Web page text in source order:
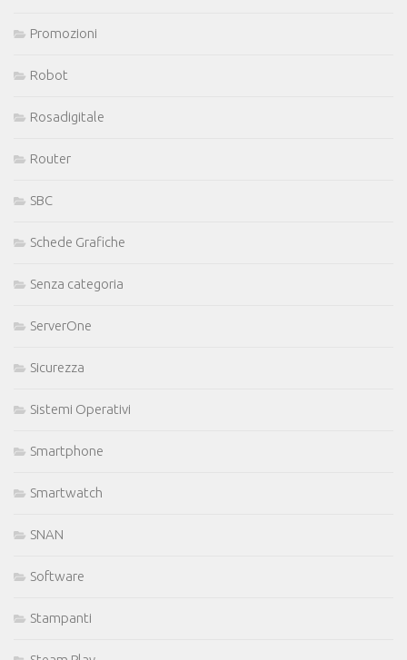
Promozioni
Robot
Rosadigitale
Router
SBC
Schede Grafiche
Senza categoria
ServerOne
Sicurezza
Sistemi Operativi
Smartphone
Smartwatch
SNAN
Software
Stampanti